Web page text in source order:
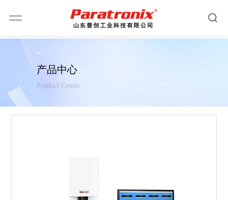
产品中心
Product Center